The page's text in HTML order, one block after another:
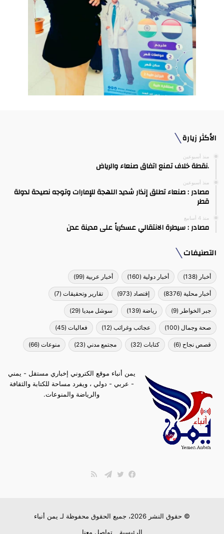
الأكثر زيارة
منذ أسبوعين
.نقطة خلاف تمنع اتفاق صنعاء والرياض
منذ أسبوعين
مصادر : صنعاء تطلق إنذار شديد اللهجة للإمارات وتوجه نصيحة لدولة
قطر
منذ 4 أسابيع
مصادر : سيطرة الانتقالي عسكرياً على مدينة عدن
التصنيفات
أخبار (138) أخبار دولية (160) أخبار عربية (99)
أخبار محلية (8376) إقتصاد (973) تقارير وتحقيقات (7)
جبر الخواطر (9) رياضة (139) سوشل ميديا (29)
صحة وجمال (100) عجائب وغرائب (12) فعاليات (45)
قصص نجاح (6) كتابات (32) مجتمع مدني (23) منوعات (66)
يمن أنباء موقع الكتروني إخباري مستقل - يمني
- عربي - دولي ، ويفرد مساحة للكتابة والثقافة
والرياضة والمنوعات.
© حقوق النشر 2026، جميع الحقوق محفوظة لـ
يمن أنباء
الرئيسية
تواصل معنا